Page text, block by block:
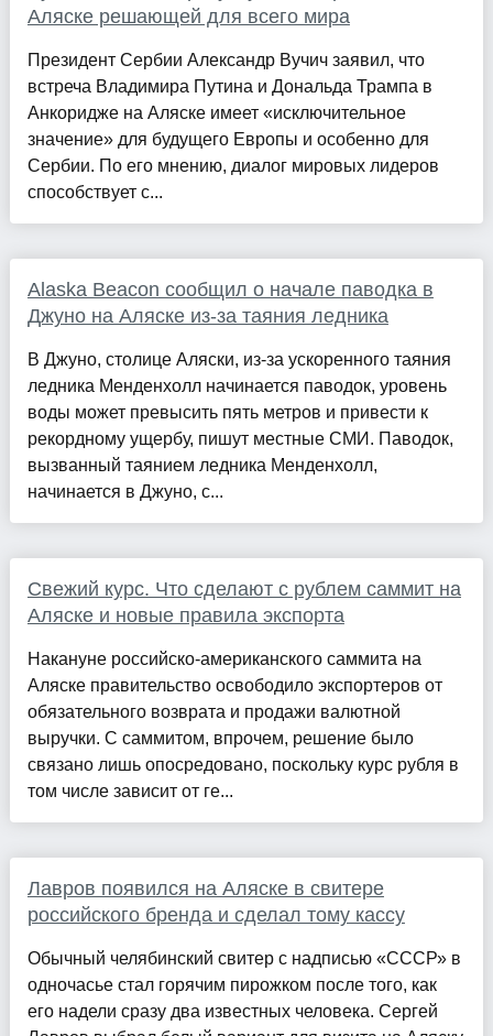
Аляске решающей для всего мира
Президент Сербии Александр Вучич заявил, что
встреча Владимира Путина и Дональда Трампа в
Анкоридже на Аляске имеет «исключительное
значение» для будущего Европы и особенно для
Сербии. По его мнению, диалог мировых лидеров
способствует с...
Alaska Beacon сообщил о начале паводка в
Джуно на Аляске из-за таяния ледника
В Джуно, столице Аляски, из-за ускоренного таяния
ледника Менденхолл начинается паводок, уровень
воды может превысить пять метров и привести к
рекордному ущербу, пишут местные СМИ. Паводок,
вызванный таянием ледника Менденхолл,
начинается в Джуно, с...
Свежий курс. Что сделают с рублем саммит на
Аляске и новые правила экспорта
Накануне российско-американского саммита на
Аляске правительство освободило экспортеров от
обязательного возврата и продажи валютной
выручки. С саммитом, впрочем, решение было
связано лишь опосредовано, поскольку курс рубля в
том числе зависит от ге...
Лавров появился на Аляске в свитере
российского бренда и сделал тому кассу
Обычный челябинский свитер с надписью «СССР» в
одночасье стал горячим пирожком после того, как
его надели сразу два известных человека. Сергей